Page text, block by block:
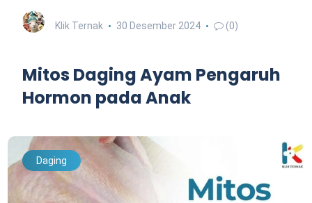
Klik Ternak 30 Desember 2024 (0)
Mitos Daging Ayam Pengaruh
Hormon pada Anak
Daging